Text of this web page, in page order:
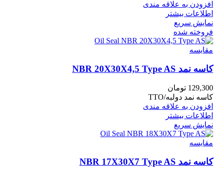
افزودن به علاقه مندی
اطلاعات بیشتر
نمایش سریع
فروخته شده
مقايسه
کاسه نمد NBR 20X30X4,5 Type AS
129,300 تومان
کاسه نمد دولبه/TTO
افزودن به علاقه مندی
اطلاعات بیشتر
نمایش سریع
مقايسه
کاسه نمد NBR 17X30X7 Type AS